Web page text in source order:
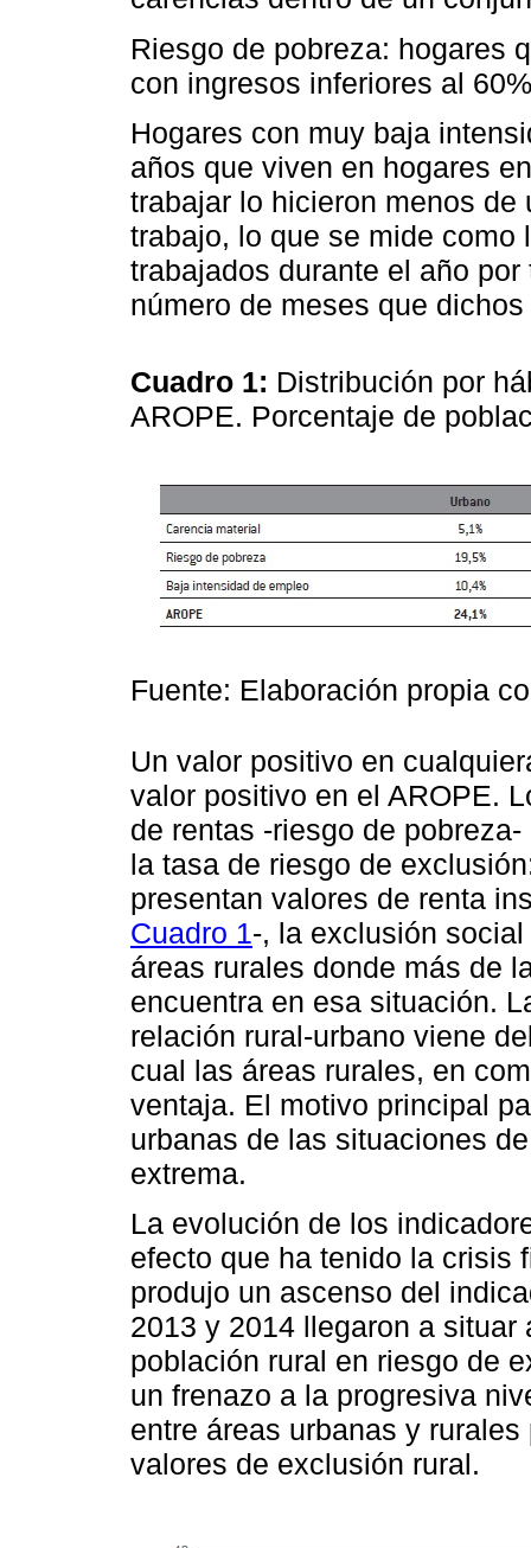
Riesgo de pobreza: hogares
con ingresos inferiores al
Hogares con muy baja
años que viven en hogares
trabajar lo hicieron menos
trabajo, lo que se mide como
trabajados durante el año
número de meses que
Cuadro 1: Distribución por
AROPE. Porcentaje de
Fuente: Elaboración propia
Un valor positivo en
valor positivo en el AROPE.
de rentas -riesgo de
la tasa de riesgo de
presentan valores de renta
Cuadro 1-, la exclusión
áreas rurales donde más de
encuentra en esa situación.
relación rural-urbano viene
cual las áreas rurales, en
ventaja. El motivo principal
urbanas de las situaciones
extrema.
La evolución de los
efecto que ha tenido la crisis
produjo un ascenso del
2013 y 2014 llegaron a
población rural en riesgo de
un frenazo a la progresiva
entre áreas urbanas y
valores de exclusión rural.